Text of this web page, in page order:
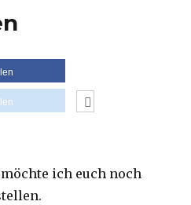
ich euch noch